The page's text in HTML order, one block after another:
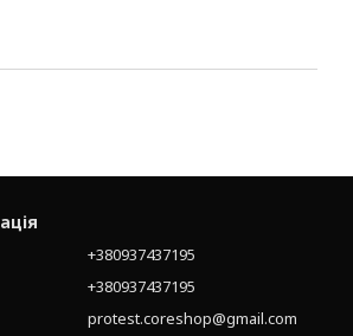
+380937437195
+380937437195
protest.coreshop@gmail.com